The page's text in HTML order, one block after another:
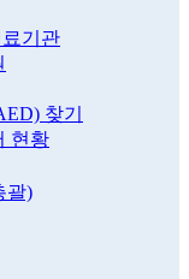
료기관
찾기
현황
괄)